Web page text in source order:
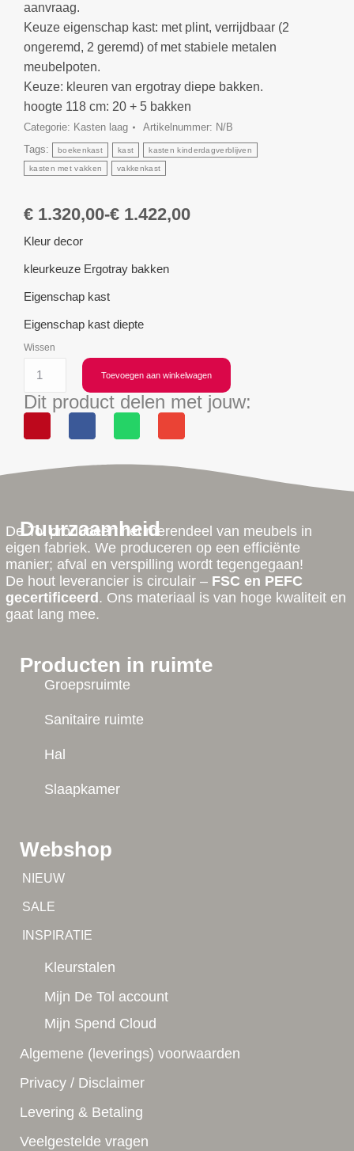
aanvraag.
Keuze eigenschap kast: met plint, verrijdbaar (2
ongeremd, 2 geremd) of met stabiele metalen
meubelpoten.
Keuze: kleuren van ergotray diepe bakken.
hoogte 118 cm: 20 + 5 bakken
Categorie: Kasten laag Artikelnummer: N/B
Tags:
boekenkast kast kasten kinderdagverblijven
kasten met vakken vakkenkast
€ 1.320,00-€ 1.422,00
Kleur decor
kleurkeuze Ergotray bakken
Eigenschap kast
Eigenschap kast diepte
Wissen
Toevoegen aan winkelwagen
Dit product delen met jouw:
Webshop
NIEUW
SALE
INSPIRATIE
Kleurstalen
Mijn De Tol account
Mijn Spend Cloud
Algemene (leverings) voorwaarden
Privacy / Disclaimer
Levering & Betaling
Veelgestelde vragen
Producten in ruimte
Groepsruimte
Sanitaire ruimte
Hal
Slaapkamer
Duurzaamheid
De Tol produceert het merendeel van meubels in
eigen fabriek. We produceren op een efficiënte
manier; afval en verspilling wordt tegengegaan!
De hout leverancier is circulair – FSC en PEFC
gecertificeerd. Ons materiaal is van hoge kwaliteit en
gaat lang mee.